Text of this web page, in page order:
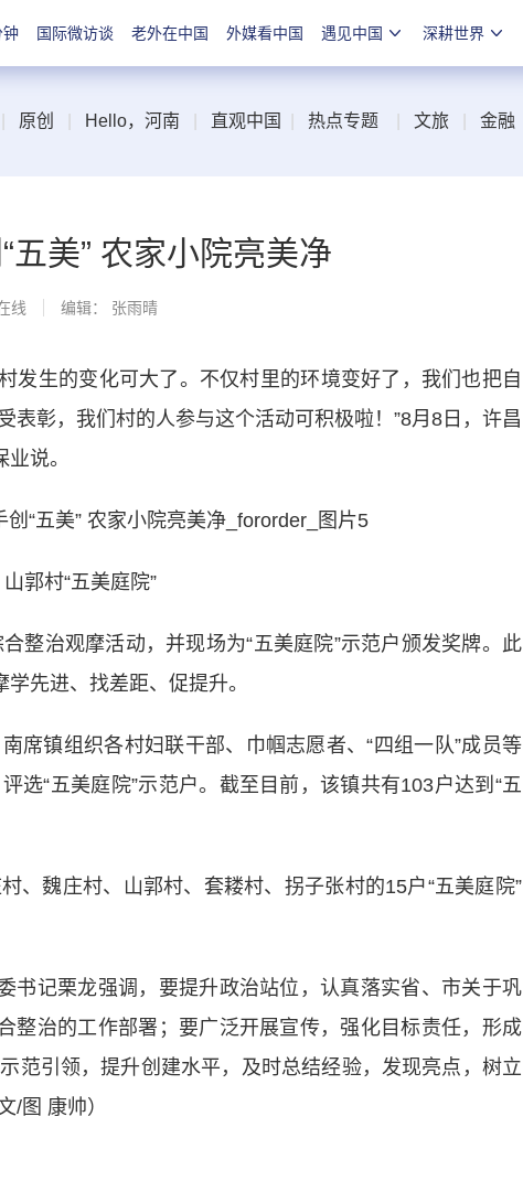
钟 国际微访谈 老外在中国 外媒看中国 遇见中国 深耕世界
原创 Hello，河南 直观中国 热点专题 文旅 金融
美” 农家小院亮美净
线 编辑： 张雨晴
生的变化可大了。不仅村里的环境变好了，我们也把自
表彰，我们村的人参与这个活动可积极啦！”8月8日，许昌
说。
山郭村“五美庭院”
治观摩活动，并现场为“五美庭院”示范户颁发奖牌。此
先进、找差距、促提升。
镇组织各村妇联干部、巾帼志愿者、“四组一队”成员等
选“五美庭院”示范户。截至目前，该镇共有103户达到“五
魏庄村、山郭村、套耧村、拐子张村的15户“五美庭院”
记栗龙强调，要提升政治站位，认真落实省、市关于巩
整治的工作部署；要广泛开展宣传，强化目标责任，形成
范引领，提升创建水平，及时总结经验，发现亮点，树立
/图 康帅）